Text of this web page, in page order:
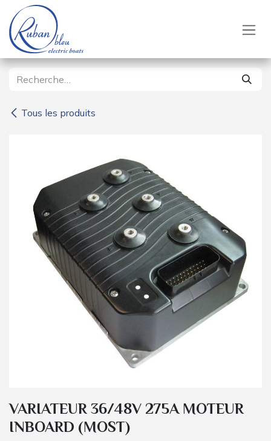
Se rendre au contenu
Tous les produits
VARIATEUR 36/48V 275A MOTEUR
INBOARD (MOST)